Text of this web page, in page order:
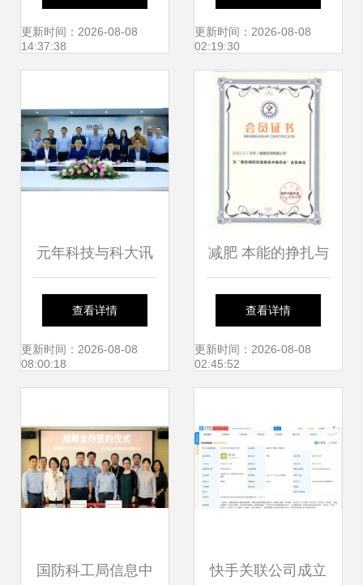
北京信息技术咨询
更新时间：2026-08-08
14:37:38
信息技术咨询服务
布局
更新时间：2026-08-08
02:19:30
元年科技与科大讯
飞成立合资公司，
强强联合加速企业
查看详情
更新时间：2026-08-08
08:00:18
减肥 本能的挣扎与
数字时代的修行
查看详情
更新时间：2026-08-08
02:45:52
国防科工局信息中 快手关联公司成立